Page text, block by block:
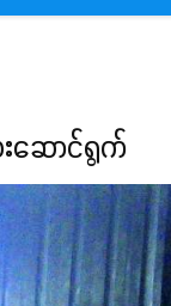
းဆောင်ရွက်